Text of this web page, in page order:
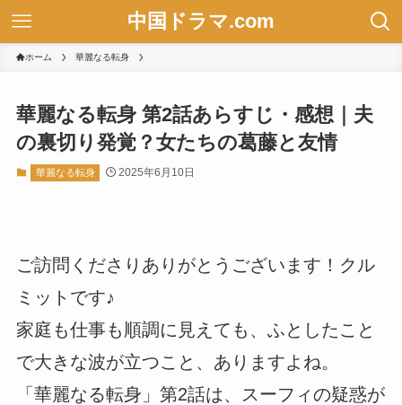
中国ドラマ.com
ホーム 華麗なる転身
華麗なる転身 第2話あらすじ・感想｜夫
の裏切り発覚？女たちの葛藤と友情
華麗なる転身 2025年6月10日
ご訪問くださりありがとうございます！クル
ミットです♪
家庭も仕事も順調に見えても、ふとしたこと
で大きな波が立つこと、ありますよね。
「華麗なる転身」第2話は、スーフィの疑惑が